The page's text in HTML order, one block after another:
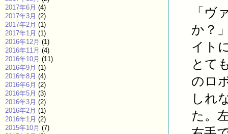
「ヴ
か？
イト
とて
のロ
しれ
た。
2017年6月 (4)
2017年3月 (2)
2017年2月 (1)
2017年1月 (1)
2016年12月 (1)
2016年11月 (4)
2016年10月 (11)
2016年9月 (1)
2016年8月 (4)
2016年6月 (2)
2016年5月 (3)
2016年3月 (2)
2016年2月 (1)
2016年1月 (2)
2015年10月 (7)